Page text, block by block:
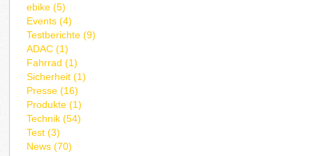
ebike (5)
Events (4)
Testberichte (9)
ADAC (1)
Fahrrad (1)
Sicherheit (1)
Presse (16)
Produkte (1)
Technik (54)
Test (3)
News (70)